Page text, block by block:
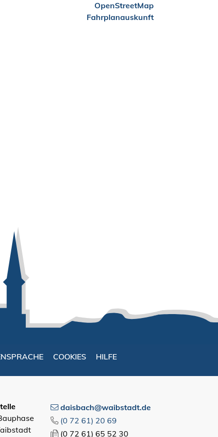
OpenStreetMap
Fahrplanauskunft
COOKIES HILFE
daisbach@waibstadt.de
(0 72 61) 20 69
(0 72 61) 65 52 30